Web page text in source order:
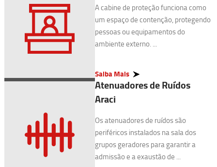
A cabine de proteção funciona como
um espaço de contenção, protegendo
pessoas ou equipamentos do
ambiente externo. ...
Saiba Mais
Atenuadores de Ruídos
Araci
Os atenuadores de ruídos são
periféricos instalados na sala dos
grupos geradores para garantir a
admissão e a exaustão de ...